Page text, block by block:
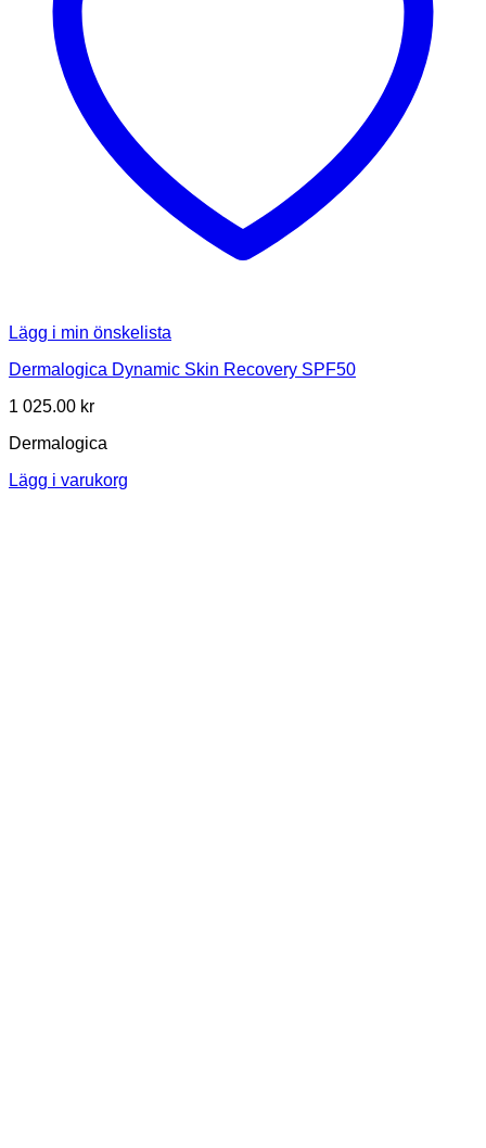
Lägg i min önskelista
Dermalogica Dynamic Skin Recovery SPF50
1 025.00 kr
Dermalogica
Lägg i varukorg